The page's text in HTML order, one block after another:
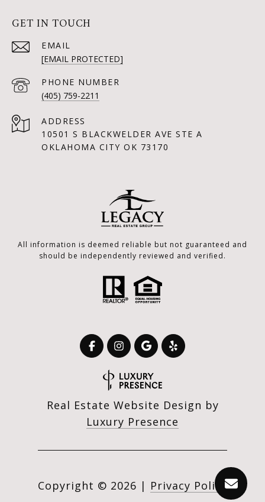
GET IN TOUCH
EMAIL
[EMAIL PROTECTED]
PHONE NUMBER
(405) 759-2211
ADDRESS
10501 S BLACKWELDER AVE STE A
OKLAHOMA CITY OK 73170
All information is deemed reliable but not guaranteed and
should be independently reviewed and verified.
Real Estate Website Design by
Luxury Presence
Copyright © 2026 | Privacy Policy